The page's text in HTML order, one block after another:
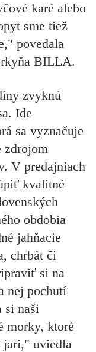
karé alebo
sme tiež
povedala
BILLA.
zvyknú
Ide
sa vyznačuje
zdrojom
V predajniach
kvalitné
obdobia
jahňacie
chrbát či
si na
nej pochutí
si naši
morky, ktoré
jari," uviedla